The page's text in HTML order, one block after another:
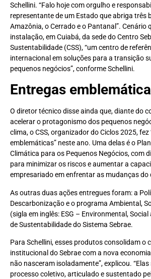
Schellini. “Falo hoje com orgulho e
representante de um Estado que abriga três
Amazônia, o Cerrado e o Pantanal”. Cenário
instalação, em Cuiabá, da sede do Centro
Sustentabilidade (CSS), “um centro de
internacional em soluções para a transição
pequenos negócios”, conforme Schellini.
Entregas
O diretor técnico disse ainda que, diante do
acelerar o protagonismo dos pequenos
clima, o CSS, organizador do Ciclos 2025,
emblemáticas” neste ano. Uma delas é o
Climática para os Pequenos Negócios, com
para minimizar os riscos e aumentar a
empresariado em enfrentar as mudanças do
As outras duas ações entregues foram: a
Descarbonização e o programa Ambiental,
(sigla em inglês: ESG – Environmental,
de Sustentabilidade do Sistema Sebrae.
Para Schellini, esses produtos consolidam o
institucional do Sebrae com a nova
não nasceram isoladamente”, explicou.
processo coletivo, articulado e sustentado